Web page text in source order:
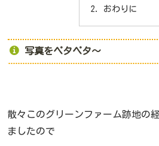
おわりに
写真をペタペタ～
散々このグリーンファーム跡地の
ましたので